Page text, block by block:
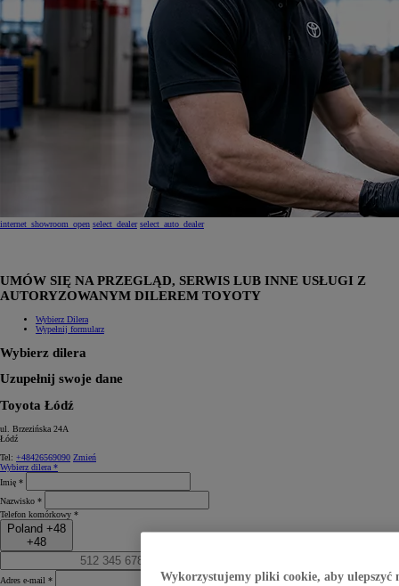
internet_showroom_open select_dealer select_auto_dealer
UMÓW SIĘ NA PRZEGLĄD, SERWIS LUB INNE USŁUGI Z
AUTORYZOWANYM DILEREM TOYOTY
Wybierz Dilera
Wypełnij formularz
Wybierz dilera
Uzupełnij swoje dane
Toyota Łódź
ul. Brzezińska 24A
Łódź
Tel: +48426569090 Zmień
Wybierz dilera *
Imię *
Nazwisko *
Telefon komórkowy *
Poland +48
+48
Adres e-mail *
Wykorzystujemy pliki cookie, aby ulepszyć